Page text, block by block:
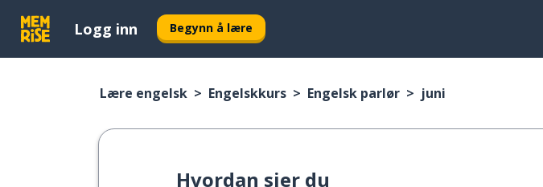
Logg inn Begynn å lære
Lære engelsk Engelskkurs Engelsk parlør juni
Hvordan sier du